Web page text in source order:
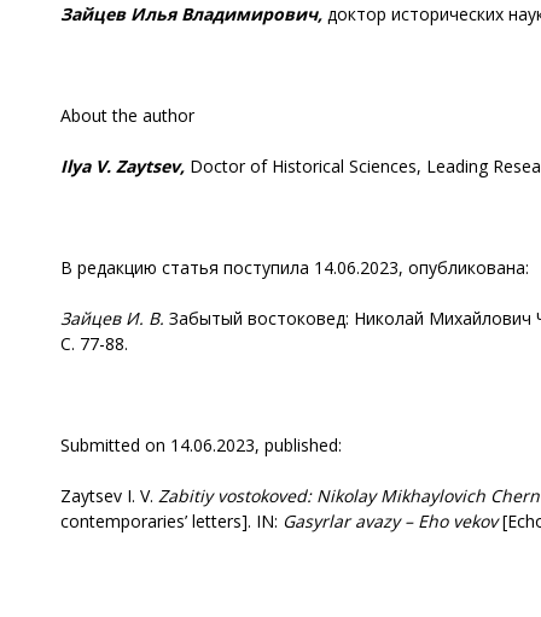
Зайцев Илья Владимирович, доктор исторических
About the author
Ilya V. Zaytsev, Doctor of Historical Sciences, Leading
В редакцию статья поступила 14.06.2023, опубликована:
Зайцев И. В. Забытый востоковед: Николай Михайлович
C. 77-88.
Submitted on 14.06.2023, published:
Zaytsev I. V. Zabitiy vostokoved: Nikolay Mikhaylovich
contemporaries’ letters]. IN: Gasyrlar avazy–Eho vekov